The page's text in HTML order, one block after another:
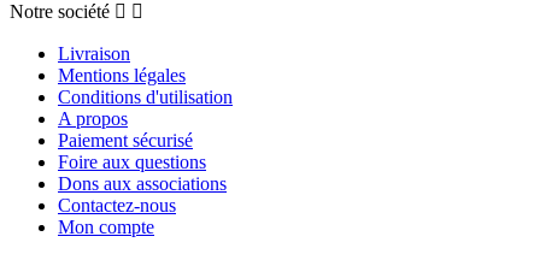
Notre société  
Livraison
Mentions légales
Conditions d'utilisation
A propos
Paiement sécurisé
Foire aux questions
Dons aux associations
Contactez-nous
Mon compte